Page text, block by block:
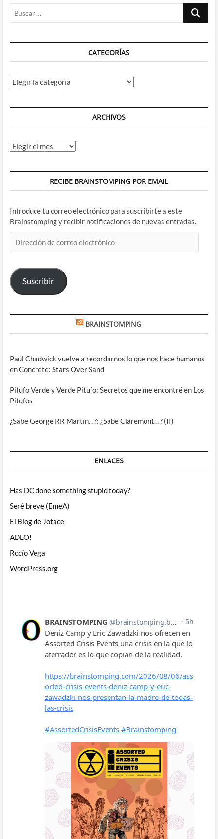
Sabe
Buscar
CATEGORÍAS
Categorías
ARCHIVOS
Archivos
RECIBE BRAINSTOMPING POR EMAIL
Introduce tu correo electrónico para suscribirte a este
Brainstomping y recibir notificaciones de nuevas entradas.
de
electrónico
Suscribir
BRAINSTOMPING
Paul Chadwick vuelve a recordarnos lo que nos hace humanos
en Concrete: Stars Over Sand
Pitufo Verde y Verde Pitufo: Secretos que me encontré en Los
Pitufos
¿Sabe George RR Martin…?: ¿Sabe Claremont…? (II)
ENLACES
Has DC done something stupid today?
Seré breve (EmeA)
El Blog de Jotace
ADLO!
Rocío Vega
WordPress.org